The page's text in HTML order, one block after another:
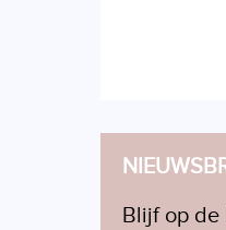
Blijf op de